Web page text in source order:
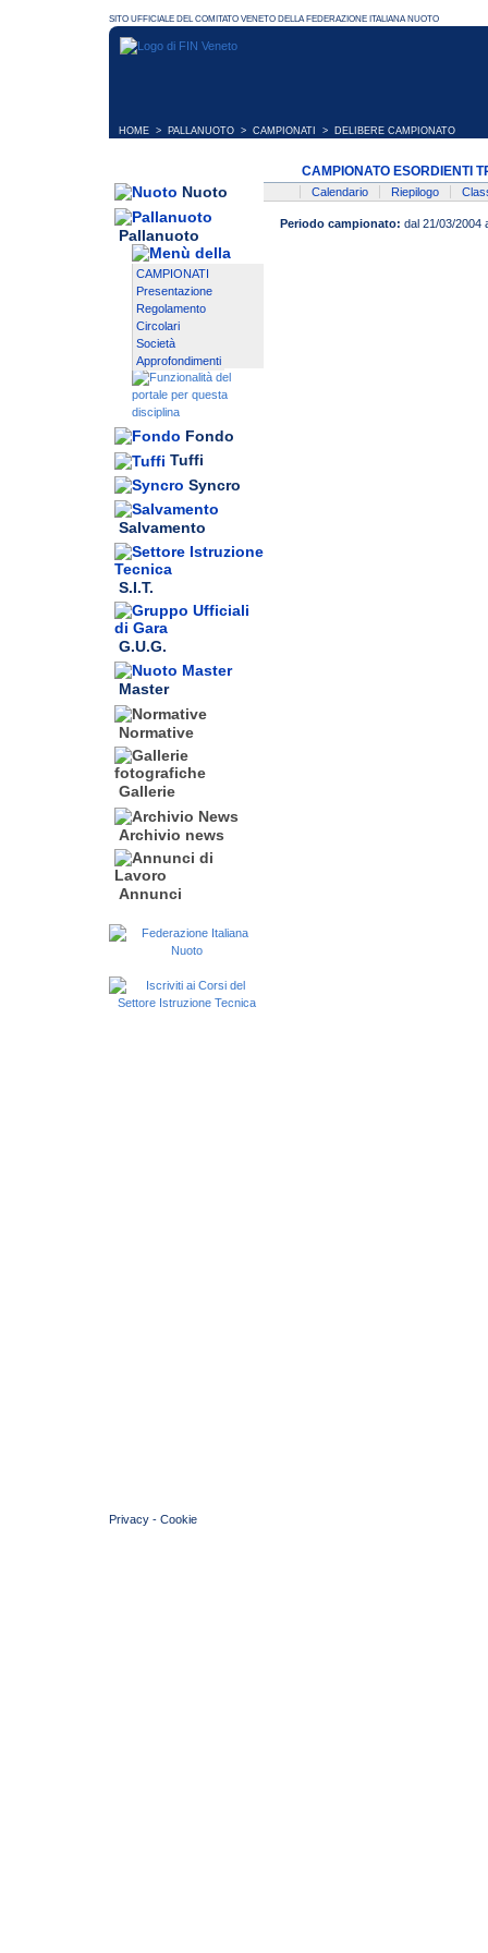
HOME > PALLANUOTO > CAMPIONATI > DELIBERE CAMPIONATO
Nuoto
Pallanuoto
CAMPIONATI
Presentazione
Regolamento
Circolari
Società
Approfondimenti
Fondo
Tuffi
Syncro
Salvamento
S.I.T.
G.U.G.
Master
Normative
Gallerie
Archivio news
Annunci
CAMPIONATO ESORDIENTI
Calendario Riepilogo
Periodo campionato: dal 21/03/2004
Privacy - Cookie